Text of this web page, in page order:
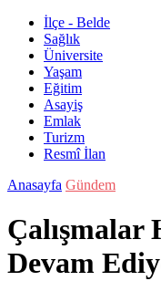
İlçe - Belde
Sağlık
Üniversite
Yaşam
Eğitim
Asayiş
Emlak
Turizm
Resmî İlan
Anasayfa Gündem
Çalışmalar
Devam